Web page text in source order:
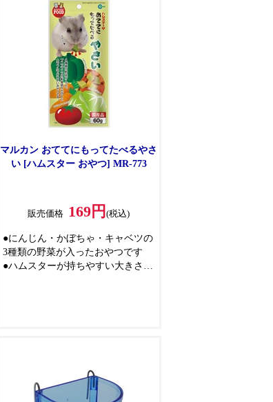
マルカン おててにもってたべるやさ
い [ハムスター おやつ] MR-773
販売価格 169円 (税込)
●にんじん・かぼちゃ・キャベツの
3種類の野菜が入ったおやつです
●ハムスターが持ちやすい大きさの